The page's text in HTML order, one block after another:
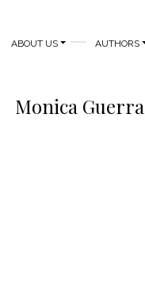
MAIN NAVIGATION
ABOUT US AUTHORS
Monica Guerra